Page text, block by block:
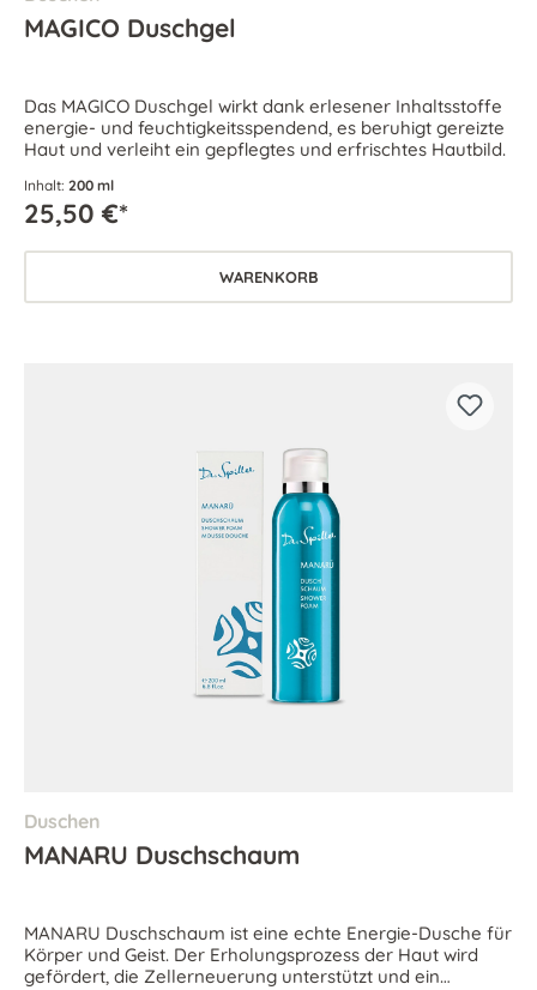
MAGICO Duschgel
Das MAGICO Duschgel wirkt dank erlesener Inhaltsstoffe
energie- und feuchtigkeitsspendend, es beruhigt gereizte
Haut und verleiht ein gepflegtes und erfrischtes Hautbild.
Inhalt: 200 ml
25,50 €*
WARENKORB
Duschen
MANARU Duschschaum
MANARU Duschschaum ist eine echte Energie-Dusche für
Körper und Geist. Der Erholungsprozess der Haut wird
gefördert, die Zellerneuerung unterstützt und ein